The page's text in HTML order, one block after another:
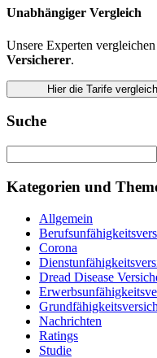
Unabhängiger Vergleich
Unsere Experten
Versicherer.
Hier die Tarife
Suche
Kategorien und
Allgemein
Corona
Dread Disease
Nachrichten
Ratings
Studie